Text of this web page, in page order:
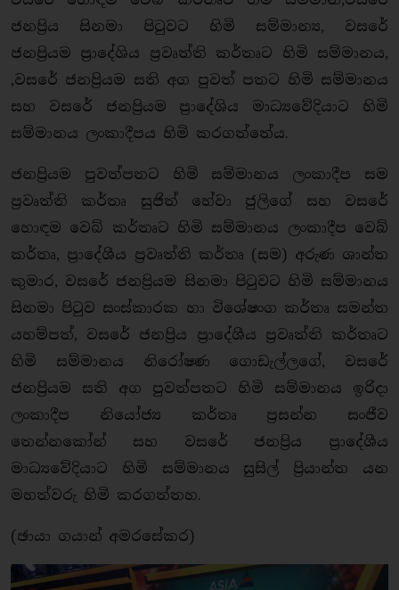
ජනප්‍රිය සිනමා පිටුවට හිමි සම්මාන්‍ය, වසරේ
ජනප්‍රියම ප්‍රාදේශිය ප්‍රවෘත්ති කර්තෘට හිමි සම්මානය,
,වසරේ ජනප්‍රියම සති අග පුවත් පතට හිමි සම්මානය
සහ වසරේ ජනප්‍රියම ප්‍රාදේශිය මාධ්‍යවේදියාට හිමි
සම්මානය ලංකාදීපය හිමි කරගත්තේය.
ජනප්‍රියම පුවත්පතට හිමි සම්මානය ලංකාදීප සම
ප්‍රවෘත්ති කර්තෘ සුජිත් හේවා ජුලිගේ සහ වසරේ
හොඳම වෙබ් කර්තෘට හිමි සම්මානය ලංකාදීප වෙබ්
කර්තෘ, ප්‍රාදේශීය ප්‍රවෘත්ති කර්තෘ (සම) අරුණ ශාන්ත
කුමාර, වසරේ ජනප්‍රියම සිනමා පිටුවට හිමි සම්මානය
සිනමා පිටුව සංස්කාරක හා විශේෂංග කර්තෘ සමන්ත
යහම්පත්, වසරේ ජනප්‍රිය ප්‍රාදේශීය ප්‍රවෘත්ති කර්තෘට
හිමි සම්මානය නිරෝෂණ ගොඩැල්ලගේ, වසරේ
ජනප්‍රියම සති අග පුවත්පතට හිමි සම්මානය ඉරිදා
ලංකාදීප නියෝජ්‍ය කර්තෘ ප්‍රසන්න සංජීව
තෙන්නකෝන් සහ වසරේ ජනප්‍රිය ප්‍රාදේශීය
මාධ්‍යවේදියාට හිමි සම්මානය සුසිල් ප්‍රියාන්ත යන
මහත්වරු හිමි කරගත්තහ.
(ඡායා ගයාන් අමරසේකර)